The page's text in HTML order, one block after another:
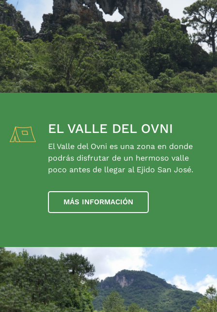
EL VALLE DEL OVNI
El Valle del Ovni es una zona en donde
podrás disfrutar de un hermoso valle
poco antes de llegar al Ejido San José.
MÁS INFORMACIÓN